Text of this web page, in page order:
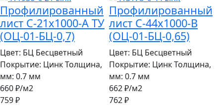
Профилированный
лист С-21x1000-A ТУ
(ОЦ-01-БЦ-0,7)
Цвет: БЦ Бесцветный
Покрытие: ЦинкТолщина,
мм: 0.7 мм
660 ₽/м2
759 ₽
Профилированный
лист С-44x1000-B
(ОЦ-01-БЦ-0,65)
Цвет: БЦ Бесцветный
Покрытие: ЦинкТолщина,
мм: 0.7 мм
662 ₽/м2
762 ₽